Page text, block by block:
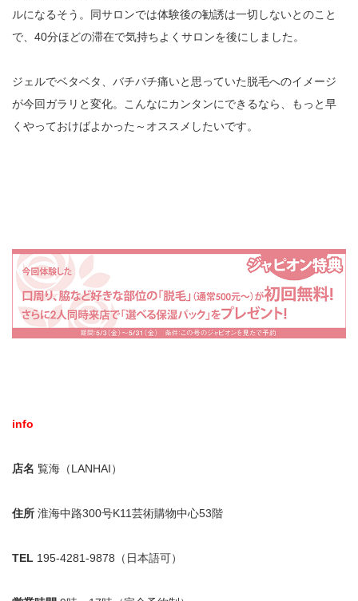
ルになるそう。同サロンでは体験後の勧誘は一切しないとのこと
で、40分ほどの滞在で気持ちよくサロンを後にしました。
ジェルでベタベタ、バチバチ痛いと思っていた脱毛へのイメージ
が今回ガラリと変化。こんなにカンタンにできるなら、もっと早
くやっておけばよかった～オススメしたいです。
info
店名 覧海（LANHAI）
住所 淮海中路300号K11芸術購物中心53階
TEL 195-4281-9878（日本語可）